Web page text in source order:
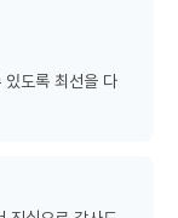
있도록 최선을 다